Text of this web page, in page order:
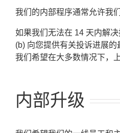
我们的内部程序通常允许我
如果我们无法在 14 天内解
(b) 向您提供有关投诉进展
我们希望在大多数情况下，
内部升级